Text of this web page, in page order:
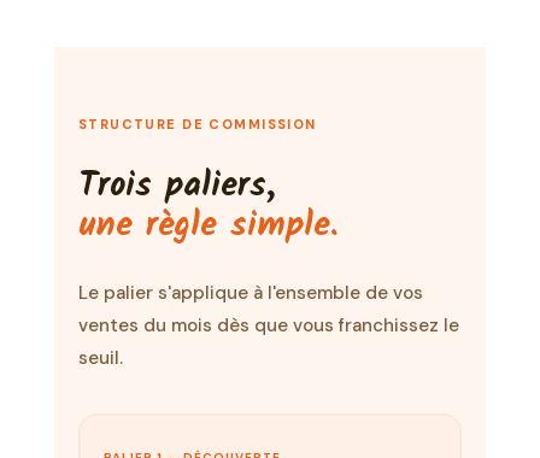
STRUCTURE DE COMMISSION
Trois paliers,
une règle simple.
Le palier s'applique à l'ensemble de vos
ventes du mois dès que vous franchissez le
seuil.